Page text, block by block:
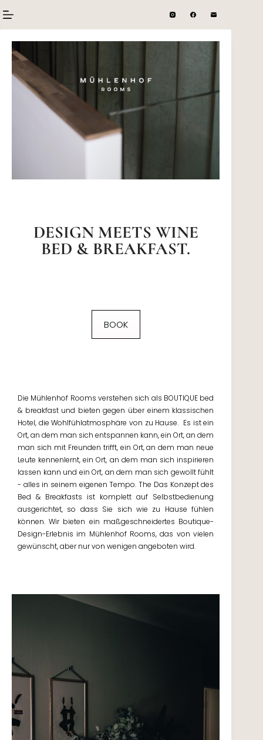
DESIGN MEETS WINE
BED & BREAKFAST.
BOOK
Die Mühlenhof Rooms verstehen sich als BOUTIQUE bed
& breakfast und bieten gegen über einem klassischen
Hotel, die Wohlfühlatmosphäre von zu Hause. Es ist ein
Ort, an dem man sich entspannen kann, ein Ort, an dem
man sich mit Freunden trifft, ein Ort, an dem man neue
Leute kennenlernt, ein Ort, an dem man sich inspirieren
lassen kann und ein Ort, an dem man sich gewollt fühlt
- alles in seinem eigenen Tempo.The Das Konzept des
Bed & Breakfasts ist komplett auf Selbstbedienung
ausgerichtet, so dass Sie sich wie zu Hause fühlen
können.Wir bieten ein maßgeschneidertes Boutique-
Design-Erlebnis im Mühlenhof Rooms, das von vielen
gewünscht, aber nur von wenigen angeboten wird.